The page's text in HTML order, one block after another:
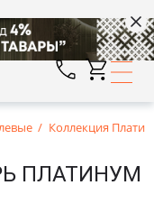
Коллекция
ПЛАТИНУМ